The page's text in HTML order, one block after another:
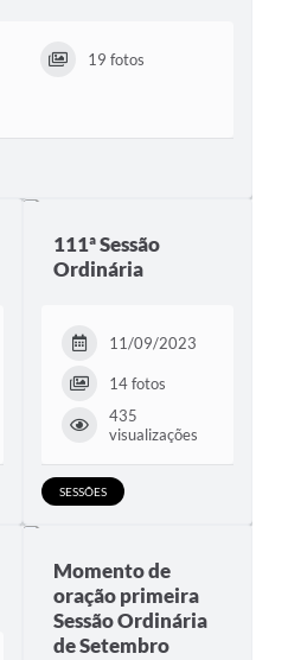
19 fotos
111ª Sessão
Ordinária
11/09/2023
14 fotos
435
visualizações
SESSÕES
Momento de
oração primeira
Sessão Ordinária
de Setembro